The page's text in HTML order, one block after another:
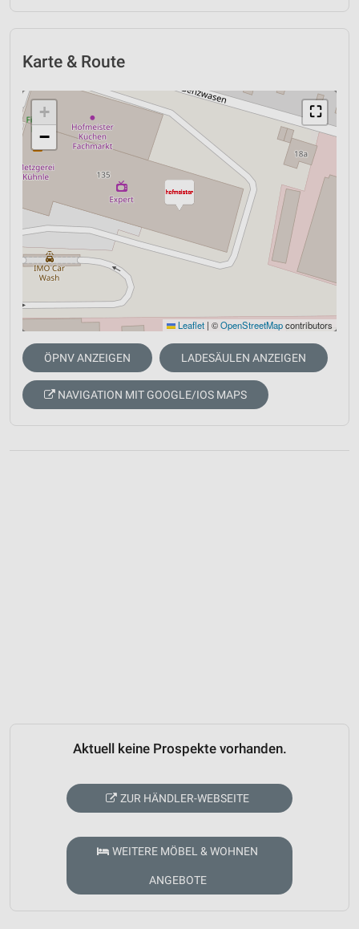
Karte & Route
⛶
+
−
Leaflet | ©OpenStreetMapcontributors
ÖPNV ANZEIGEN LADESÄULEN ANZEIGEN
NAVIGATION MIT GOOGLE/IOS MAPS
Aktuell keine Prospekte vorhanden.
ZUR HÄNDLER-WEBSEITE
WEITERE MÖBEL & WOHNEN
ANGEBOTE